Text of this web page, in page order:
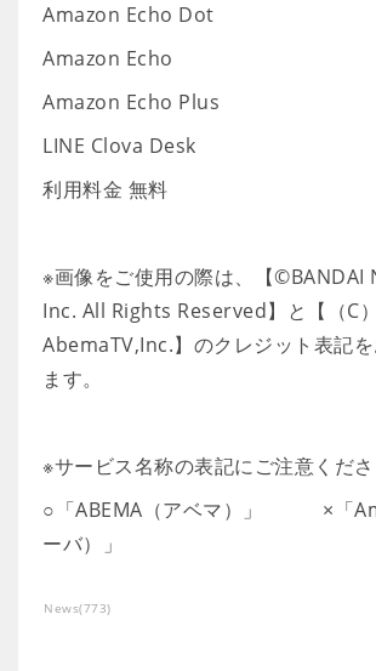
Amazon Echo Dot
Amazon Echo
Amazon Echo Plus
LINE Clova Desk
利用料金 無料
※画像をご使用の際は、【©BANDAI
Inc. All Rights Reserved】と【（C）
AbemaTV,Inc.】のクレジット表記
ます。
※サービス名称の表記にご注意くださ
○「ABEMA（アベマ）」 ×「
ーバ）」
News(773)